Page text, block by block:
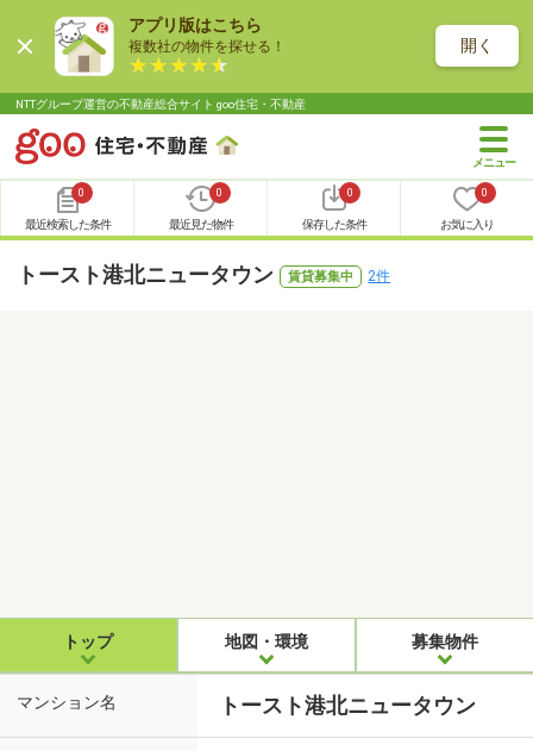
アプリ版はこちら
複数社の物件を探せる！ 開く
NTTグループ運営の不動産総合サイト goo住宅・不動産
0
最近検索した条件
0
最近見た物件
0
保存した条件
0
お気に入り
トースト港北ニュータウン 賃貸募集中 2件
トップ 地図・環境 募集物件
マンション名 トースト港北ニュータウン